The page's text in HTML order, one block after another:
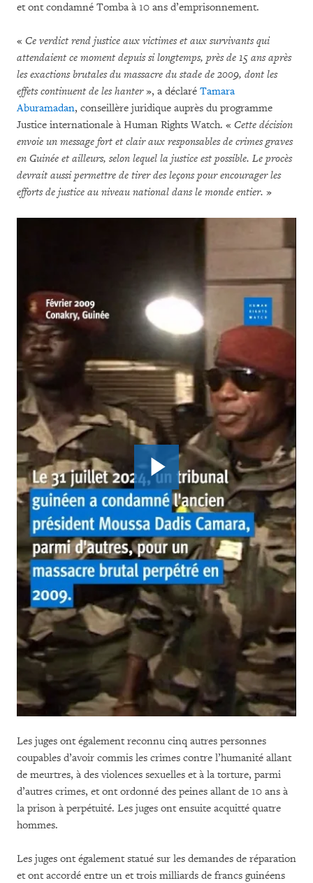
et ont condamné Tomba à 10 ans d’emprisonnement.
« Ce verdict rend justice aux victimes et aux survivants qui
attendaient ce moment depuis si longtemps, près de 15 ans après
les exactions brutales du massacre du stade de 2009, dont les
effets continuent de les hanter», a déclaré Tamara
Aburamadan, conseillère juridique auprès du programme
Justice internationale à Human Rights Watch. « Cette décision
envoie un message fort et clair aux responsables de crimes graves
en Guinée et ailleurs, selon lequel la justice est possible. Le procès
devrait aussi permettre de tirer des leçons pour encourager les
efforts de justice au niveau national dans le monde entier. »
Les juges ont également reconnu cinq autres personnes
coupables d’avoir commis les crimes contre l’humanité allant
de meurtres, à des violences sexuelles et à la torture, parmi
d’autres crimes, et ont ordonné des peines allant de 10 ans à
la prison à perpétuité. Les juges ont ensuite acquitté quatre
hommes.
Les juges ont également statué sur les demandes de réparation
et ont accordé entre un et trois milliards de francs guinéens